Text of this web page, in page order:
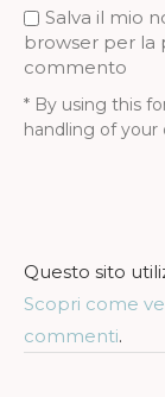
Salva il mio
browser per la
commento
* By using this
handling of your
Questo sito
Scopri come
commenti.